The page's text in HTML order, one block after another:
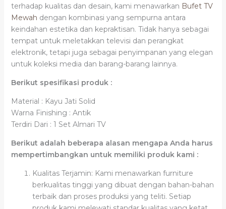
terhadap kualitas dan desain, kami menawarkan Bufet TV
Mewah dengan kombinasi yang sempurna antara
keindahan estetika dan kepraktisan. Tidak hanya sebagai
tempat untuk meletakkan televisi dan perangkat
elektronik, tetapi juga sebagai penyimpanan yang elegan
untuk koleksi media dan barang-barang lainnya.
Berikut spesifikasi produk :
Material : Kayu Jati Solid
Warna Finishing : Antik
Terdiri Dari : 1 Set Almari TV
Berikut adalah beberapa alasan mengapa Anda harus
mempertimbangkan untuk memiliki produk kami :
Kualitas Terjamin: Kami menawarkan furniture
berkualitas tinggi yang dibuat dengan bahan-bahan
terbaik dan proses produksi yang teliti. Setiap